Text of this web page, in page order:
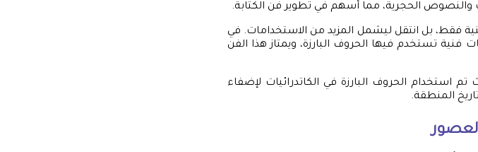
والنصوص الحجرية، مما أسهم في تطوير فن الكتابة.
فقط، بل انتقل ليشمل المزيد من الاستخدامات. في
فنية تستخدم فيها الحروف البارزة، ويمتاز هذا الفن
استخدام الحروف البارزة في الكاتدرائيات لإضفاء
المنطقة.